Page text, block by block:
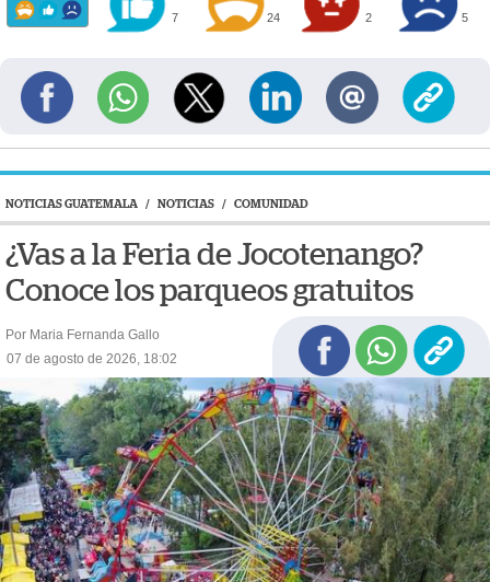
7 24 2 5
NOTICIAS GUATEMALA / NOTICIAS / COMUNIDAD
¿Vas a la Feria de Jocotenango?
Conoce los parqueos gratuitos
Por Maria Fernanda Gallo
07 de agosto de 2026, 18:02